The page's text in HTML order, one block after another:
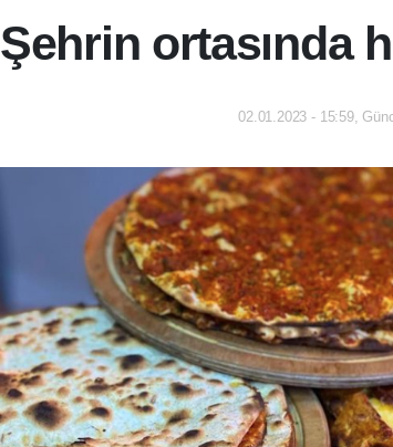
Şehrin ortasında
02.01.2023 - 15:59,